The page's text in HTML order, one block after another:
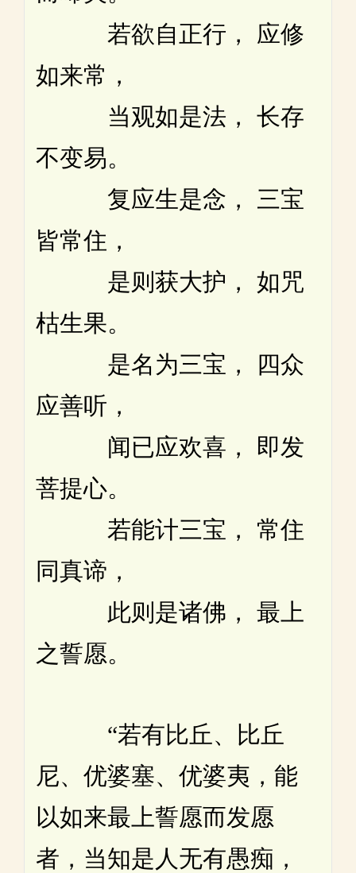
若欲自正行， 应修
如来常，
当观如是法， 长存
不变易。
复应生是念， 三宝
皆常住，
是则获大护， 如咒
枯生果。
是名为三宝， 四众
应善听，
闻已应欢喜， 即发
菩提心。
若能计三宝， 常住
同真谛，
此则是诸佛， 最上
之誓愿。
“若有比丘、比丘
尼、优婆塞、优婆夷，能
以如来最上誓愿而发愿
者，当知是人无有愚痴，